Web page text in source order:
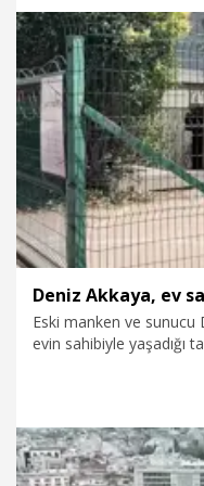
Akcebe ise suçlamaları
amacıyla misafir ettiğini
2.07.2026 Foto Galeri
Deniz Akkaya, ev
Eski manken ve sunucu
evin sahibiyle yaşadığı